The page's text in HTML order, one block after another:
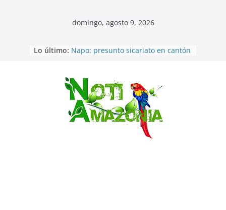
Saltar
domingo, agosto 9, 2026
Lo último: Pastaza: Fiscal no emite cargos
contra hombre de 50años que
con una menor de10 años en
frontera sur
Napo: presunto sicariato en cantón
Archidona
Ecuador: dos jóvenes de 22 años
desaparecidos fueron encontrados
muertos en Puerto lopez